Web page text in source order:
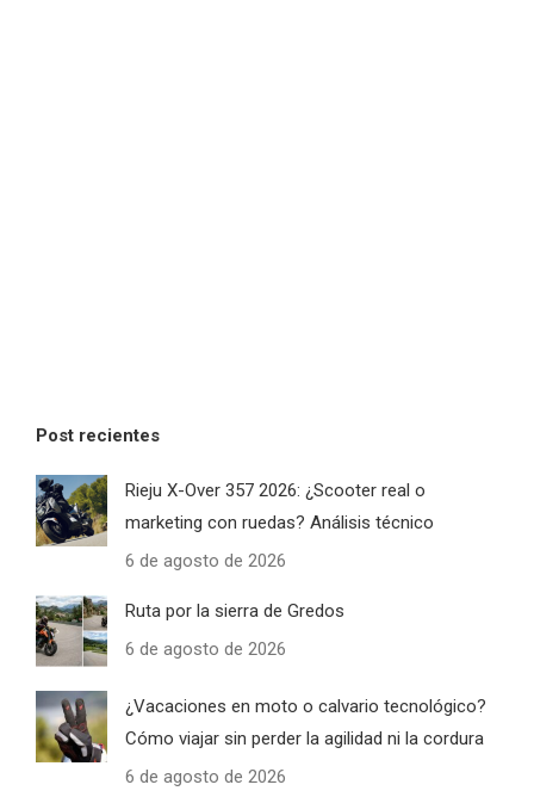
Post recientes
Rieju X-Over 357 2026: ¿Scooter real o
marketing con ruedas? Análisis técnico
6 de agosto de 2026
Ruta por la sierra de Gredos
6 de agosto de 2026
¿Vacaciones en moto o calvario tecnológico?
Cómo viajar sin perder la agilidad ni la cordura
6 de agosto de 2026